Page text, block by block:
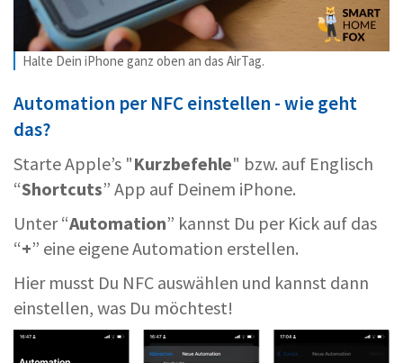
Halte Dein iPhone ganz oben an das AirTag.
Automation per NFC einstellen - wie geht
das?
Starte Apple’s "Kurzbefehle" bzw. auf Englisch
“Shortcuts” App auf Deinem iPhone.
Unter “Automation” kannst Du per Kick auf das
“+” eine eigene Automation erstellen.
Hier musst Du NFC auswählen und kannst dann
einstellen, was Du möchtest!